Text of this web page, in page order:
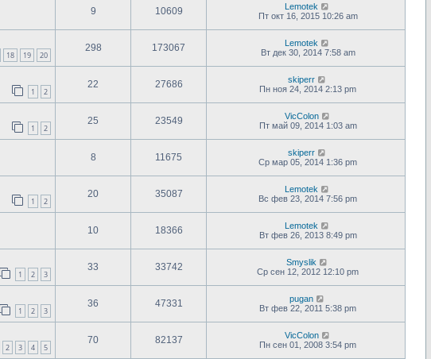
9 10609
Lemotek
Пт окт 16, 2015 10:26 am
18 19 20
298 173067
Lemotek
Вт дек 30, 2014 7:58 am
1 2
22 27686
skiperr
Пн ноя 24, 2014 2:13 pm
1 2
25 23549
VicColon
Пт май 09, 2014 1:03 am
8 11675
skiperr
Ср мар 05, 2014 1:36 pm
1 2
20 35087
Lemotek
Вс фев 23, 2014 7:56 pm
10 18366
Lemotek
Вт фев 26, 2013 8:49 pm
1 2 3
33 33742
Smyslik
Ср сен 12, 2012 12:10 pm
1 2 3
36 47331
pugan
Вт фев 22, 2011 5:38 pm
2 3 4 5
70 82137
VicColon
Пн сен 01, 2008 3:54 pm